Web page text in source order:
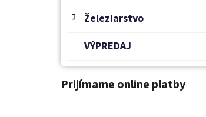
Železiarstvo
VÝPREDAJ
Prijímame online platby